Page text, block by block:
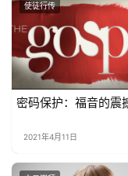
热
点
回
应
于
们
使徒行传
密码保护：福音的震
2021年4月11日